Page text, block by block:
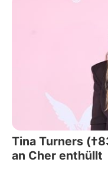
Tina Turners
an Cher enthüllt